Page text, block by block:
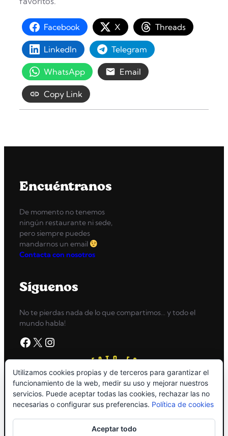
Facebook X Threads
LinkedIn Telegram
WhatsApp Email
Copy Link
Encuéntranos
De momento no tenemos
ningún restaurante ni sede,
pero siempre puedes
mandarnos un email
Contacta con nosotros
Síguenos
No te pierdas nada de lo que compartimos… y todo el
mundo habla!
Facebook X Instagram
Utilizamos cookies propias y de terceros para garantizar el
funcionamiento de la web, medir su uso y mejorar nuestros
servicios. Puede aceptar todas las cookies, rechazar las no
necesarias o configurar sus preferencias. Política de cookies
Aceptar todo